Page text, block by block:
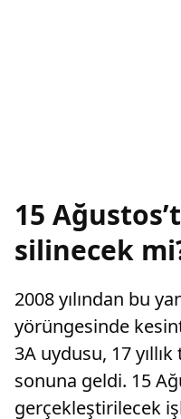
15
silinecek
2008 yılından bu
yörüngesinde
3A uydusu, 17
sonuna geldi. 15
gerçekleştirilecek